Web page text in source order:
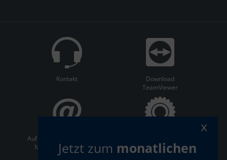
Kontakt
Download
TeamViewer
Auf dem Laufenden bleiben:
Newsletter abonnieren
Jetzt zum monatlichen
x